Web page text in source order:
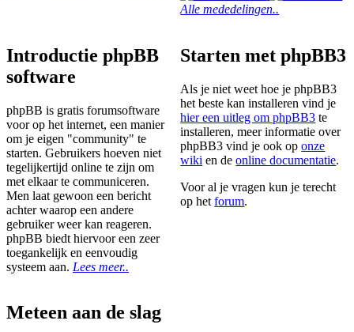
Alle mededelingen..
Introductie phpBB
software
phpBB is gratis forumsoftware
voor op het internet, een manier
om je eigen "community" te
starten. Gebruikers hoeven niet
tegelijkertijd online te zijn om
met elkaar te communiceren.
Men laat gewoon een bericht
achter waarop een andere
gebruiker weer kan reageren.
phpBB biedt hiervoor een zeer
toegankelijk en eenvoudig
systeem aan. Lees meer..
Starten met phpBB3
Als je niet weet hoe je phpBB3
het beste kan installeren vind je
hier een uitleg om phpBB3 te
installeren, meer informatie over
phpBB3 vind je ook oponze
wiki en deonline documentatie.
Voor al je vragen kun je terecht
op hetforum.
Meteen aan de slag